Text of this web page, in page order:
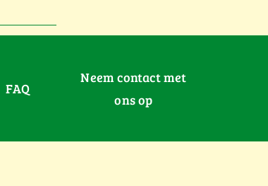
FAQ
Neem contact met
ons op